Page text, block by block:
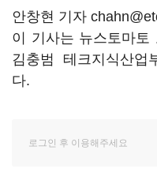
안창현 기자
이 기사는 뉴스토마
김충범 테크지식산업
다.